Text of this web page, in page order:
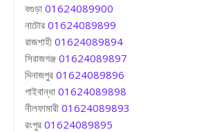
বগুড়া 01624089900
নাটোর 01624089899
রাজশাহী 01624089894
সিরাজগঞ্জ 01624089897
দিনাজপুর 01624089896
গাইবান্ধা 01624089898
নীলফামারী 01624089893
রংপুর 01624089895